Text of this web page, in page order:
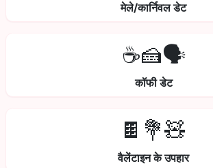
मेले/कार्निवल डेट
☕🍰🗣️
कॉफी डेट
🍫💐🧸
वैलेंटाइन के उपहार